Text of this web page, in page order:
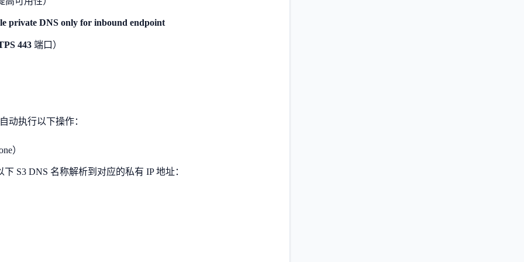
private DNS only for inbound endpoint
443端口）
动执行以下操作：
）
S3 DNS 名称解析到对应的私有 IP 地址：